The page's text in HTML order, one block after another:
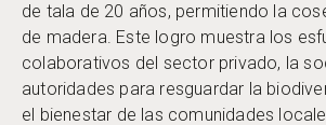
de tala de 20 años, permitiendo la
de madera. Este logro muestra los
colaborativos del sector privado, la
autoridades para resguardar la
el bienestar de las comunidades